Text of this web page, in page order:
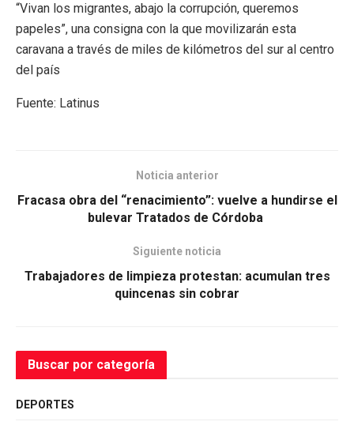
“Vivan los migrantes, abajo la corrupción, queremos
papeles”, una consigna con la que movilizarán esta
caravana a través de miles de kilómetros del sur al centro
del país
Fuente: Latinus
Noticia anterior
Fracasa obra del “renacimiento”: vuelve a hundirse el
bulevar Tratados de Córdoba
Siguiente noticia
Trabajadores de limpieza protestan: acumulan tres
quincenas sin cobrar
Buscar por categoría
DEPORTES